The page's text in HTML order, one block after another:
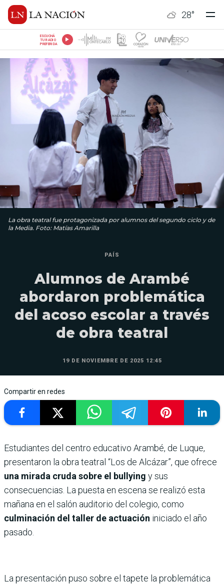
28°
ESCUCHÁ
TU RADIO
PREFERIDA
La obra teatral fue protagonizada por alumnos del segundo ciclo y de
la Media. Foto: Matías Amarilla
PAÍS
Alumnos de Arambé
abordaron problemática
del acoso escolar a través
de obra teatral
19 DE NOVIEMBRE DE 2025 12:45
Compartir en redes
Estudiantes del centro educativo Arambé, de Luque,
presentaron la obra teatral “Los de Alcázar”, que ofrece
una mirada cruda sobre el bullying y sus
consecuencias. La puesta en escena se realizó esta
mañana en el salón auditorio del colegio, como
culminación del taller de actuación iniciado el año
pasado.
La presentación puso sobre el tapete la problemática